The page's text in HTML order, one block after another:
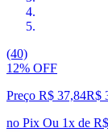
(40)
12% OFF
Preço R$ 37,84R$
no Pix Ou 1x de